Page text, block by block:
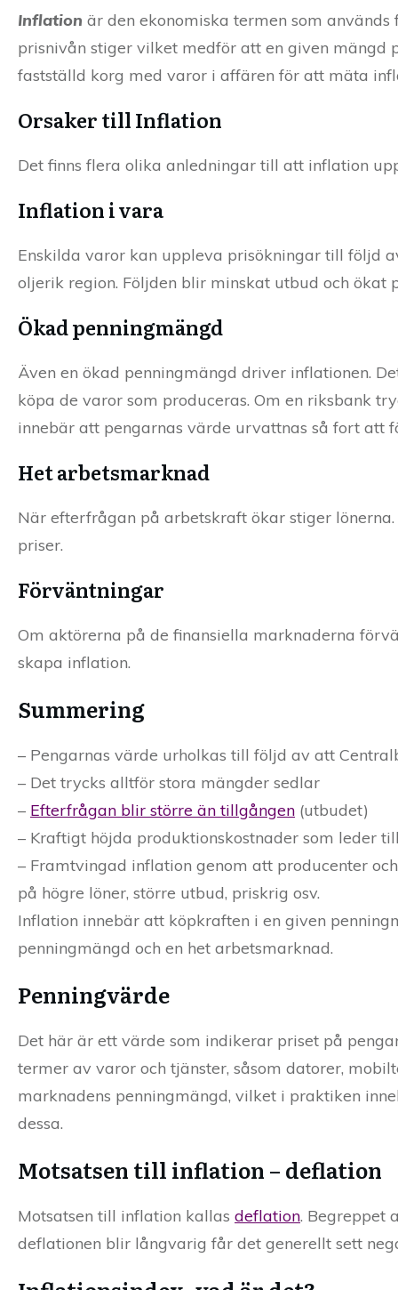
Inflation är den ekonomiska termen som
prisnivån stiger vilket medför att en given
fastställd korg med varor i affären för att mäta
Orsaker till Inflation
Det finns flera olika anledningar till att inflation
Inflation i vara
Enskilda varor kan uppleva prisökningar till följd
oljerik region. Följden blir minskat utbud och ökat
Ökad penningmängd
Även en ökad penningmängd driver inflationen.
köpa de varor som produceras. Om en riksbank
innebär att pengarnas värde urvattnas så fort att
Het arbetsmarknad
När efterfrågan på arbetskraft ökar stiger
priser.
Förväntningar
Om aktörerna på de finansiella marknaderna
skapa inflation.
Summering
– Pengarnas värde urholkas till följd av att
– Det trycks alltför stora mängder sedlar
– Efterfrågan blir större än tillgången (utbudet)
– Kraftigt höjda produktionskostnader som leder
– Framtvingad inflation genom att producenter
på högre löner, större utbud, priskrig osv.
Inflation innebär att köpkraften i en given
penningmängd och en het arbetsmarknad.
Penningvärde
Det här är ett värde som indikerar priset på
termer av varor och tjänster, såsom datorer,
marknadens penningmängd, vilket i praktiken
dessa.
Motsatsen till inflation – deflation
Motsatsen till inflation kallas deflation. Begreppet
deflationen blir långvarig får det generellt sett